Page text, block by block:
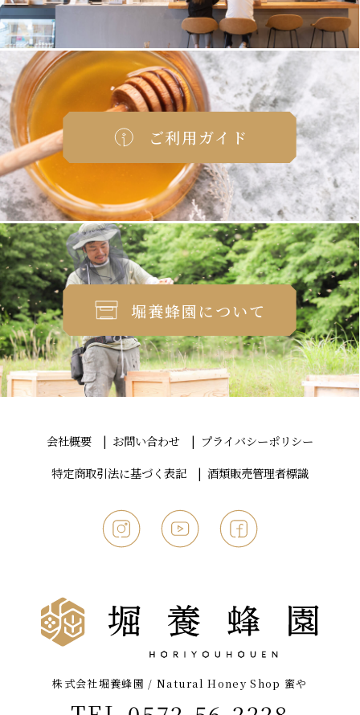
ご利用ガイド
堀養蜂園について
会社概要 お問い合わせ
プライバシーポリシー
特定商取引法に基づく表記
酒類販売管理者標識
株式会社堀養蜂園 / Natural Honey Shop 蜜や